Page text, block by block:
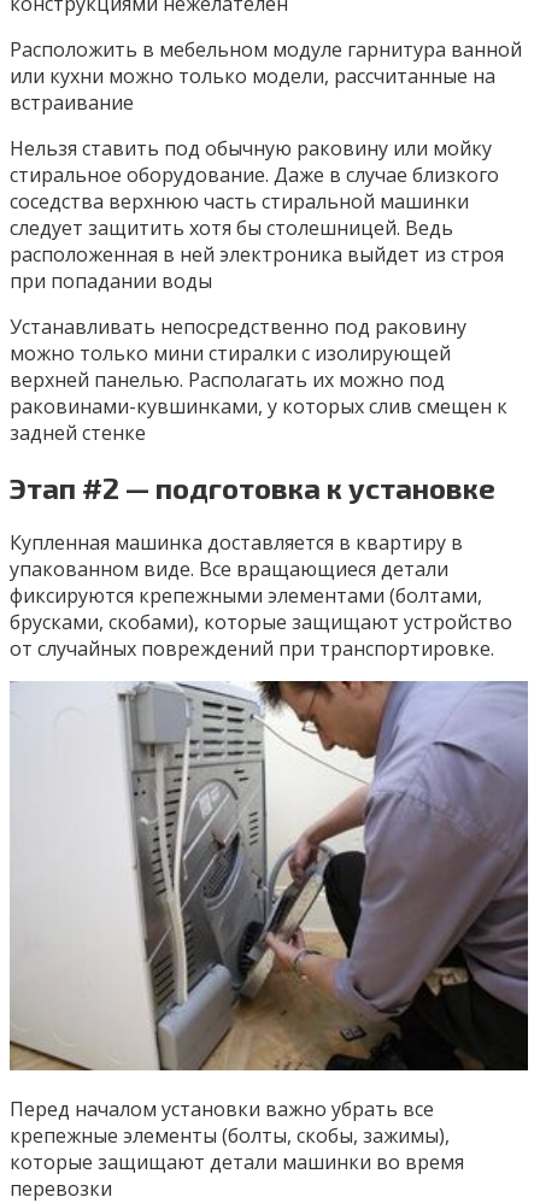
Расположить в мебельном модуле гарнитура ванной
или кухни можно только модели, рассчитанные на
встраивание
Нельзя ставить под обычную раковину или мойку
стиральное оборудование. Даже в случае близкого
соседства верхнюю часть стиральной машинки
следует защитить хотя бы столешницей. Ведь
расположенная в ней электроника выйдет из строя
при попадании воды
Устанавливать непосредственно под раковину
можно только мини стиралки с изолирующей
верхней панелью. Располагать их можно под
раковинами-кувшинками, у которых слив смещен к
задней стенке
Этап #2 — подготовка к установке
Купленная машинка доставляется в квартиру в
упакованном виде. Все вращающиеся детали
фиксируются крепежными элементами (болтами,
брусками, скобами), которые защищают устройство
от случайных повреждений при транспортировке.
Перед началом установки важно убрать все
крепежные элементы (болты, скобы, зажимы),
которые защищают детали машинки во время
перевозки